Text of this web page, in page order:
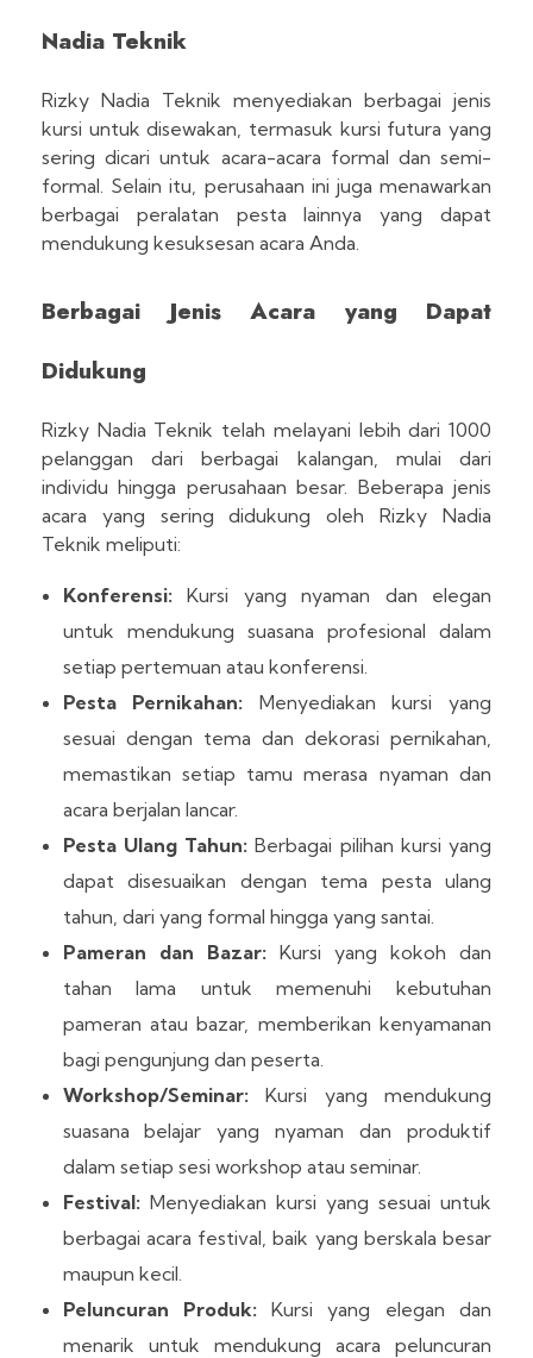
Nadia Teknik
Rizky Nadia Teknik menyediakan berbagai jenis
kursi untuk disewakan, termasuk kursi futura yang
sering dicari untuk acara-acara formal dan semi-
formal. Selain itu, perusahaan ini juga menawarkan
berbagai peralatan pesta lainnya yang dapat
mendukung kesuksesan acara Anda.
Berbagai Jenis Acara yang Dapat
Didukung
Rizky Nadia Teknik telah melayani lebih dari 1000
pelanggan dari berbagai kalangan, mulai dari
individu hingga perusahaan besar. Beberapa jenis
acara yang sering didukung oleh Rizky Nadia
Teknik meliputi:
Konferensi:Kursi yang nyaman dan elegan
untuk mendukung suasana profesional dalam
setiap pertemuan atau konferensi.
Pesta Pernikahan: Menyediakan kursi yang
sesuai dengan tema dan dekorasi pernikahan,
memastikan setiap tamu merasa nyaman dan
acara berjalan lancar.
Pesta Ulang Tahun: Berbagai pilihan kursi yang
dapat disesuaikan dengan tema pesta ulang
tahun, dari yang formal hingga yang santai.
Pameran dan Bazar:Kursi yang kokoh dan
tahan lama untuk memenuhi kebutuhan
pameran atau bazar, memberikan kenyamanan
bagi pengunjung dan peserta.
Workshop/Seminar:Kursi yang mendukung
suasana belajar yang nyaman dan produktif
dalam setiap sesi workshop atau seminar.
Festival:Menyediakan kursi yang sesuai untuk
berbagai acara festival, baik yang berskala besar
maupun kecil.
Peluncuran Produk:Kursi yang elegan dan
menarik untuk mendukung acara peluncuran